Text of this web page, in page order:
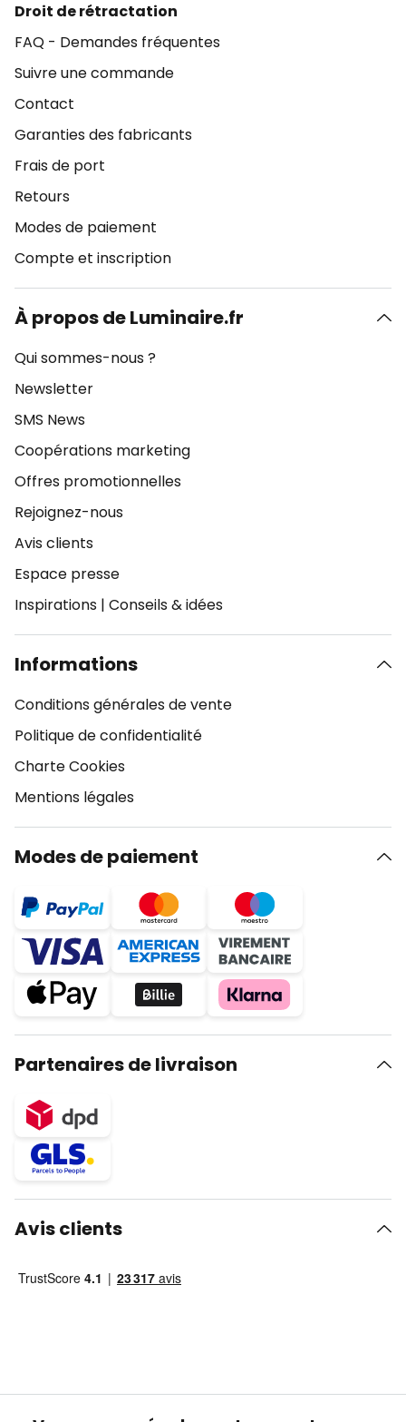
Droit de rétractation
FAQ - Demandes fréquentes
Suivre une commande
Contact
Garanties des fabricants
Frais de port
Retours
Modes de paiement
Compte et inscription
À propos de Luminaire.fr
Qui sommes-nous ?
Newsletter
SMS News
Coopérations marketing
Offres promotionnelles
Rejoignez-nous
Avis clients
Espace presse
Inspirations | Conseils & idées
Informations
Conditions générales de vente
Politique de confidentialité
Charte Cookies
Mentions légales
Modes de paiement
Partenaires de livraison
Avis clients